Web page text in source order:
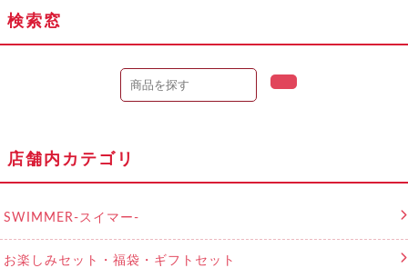
検索窓
店舗内カテゴリ
SWIMMER-スイマー-
お楽しみセット・福袋・ギフトセット